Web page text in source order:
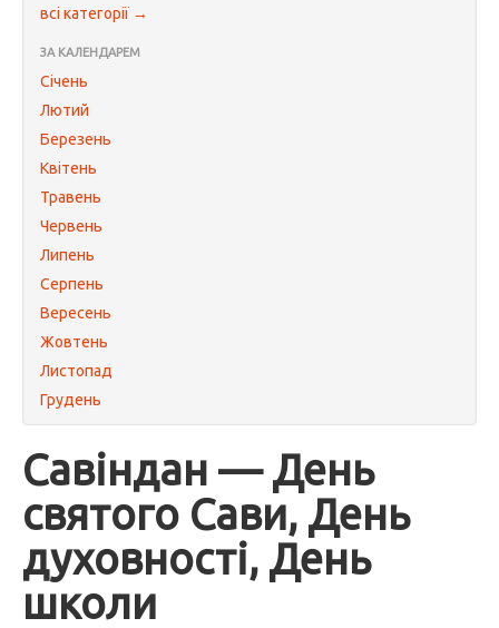
всі категорії →
ЗА КАЛЕНДАРЕМ
Січень
Лютий
Березень
Квітень
Травень
Червень
Липень
Серпень
Вересень
Жовтень
Листопад
Грудень
Савіндан — День
святого Сави, День
духовності, День
школи